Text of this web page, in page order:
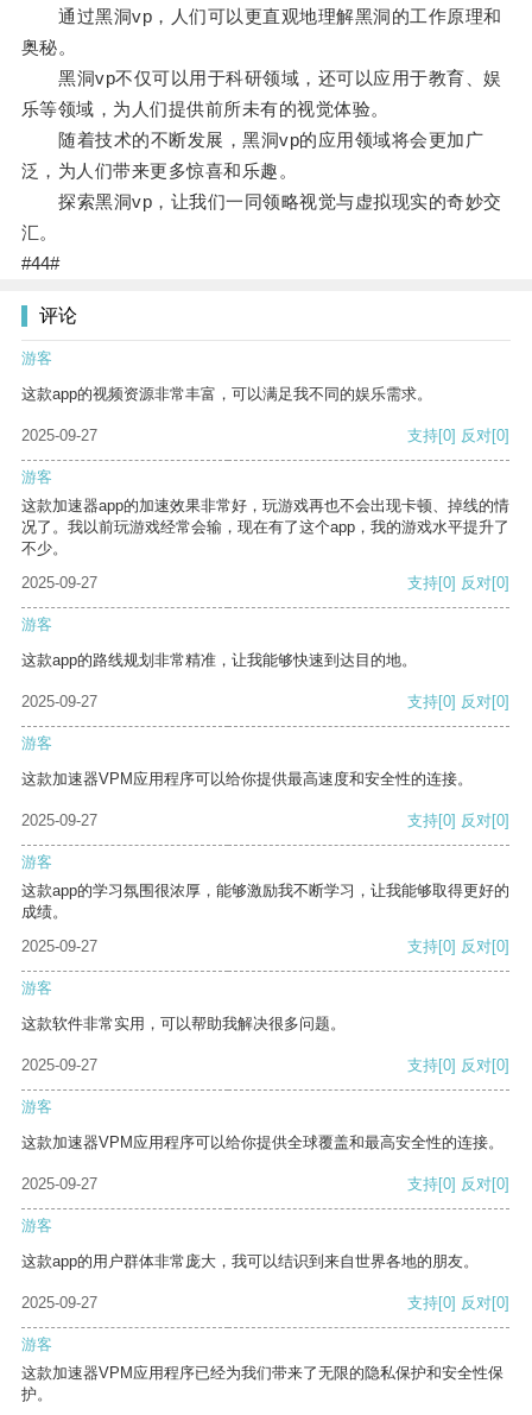
通过黑洞vp，人们可以更直观地理解黑洞的工作原理和
奥秘。
黑洞vp不仅可以用于科研领域，还可以应用于教育、娱
乐等领域，为人们提供前所未有的视觉体验。
随着技术的不断发展，黑洞vp的应用领域将会更加广
泛，为人们带来更多惊喜和乐趣。
探索黑洞vp，让我们一同领略视觉与虚拟现实的奇妙交
汇。
#44#
评论
游客
这款app的视频资源非常丰富，可以满足我不同的娱乐需求。
2025-09-27 支持[0] 反对[0]
游客
这款加速器app的加速效果非常好，玩游戏再也不会出现卡顿、掉线的情
况了。我以前玩游戏经常会输，现在有了这个app，我的游戏水平提升了
不少。
2025-09-27
支持[0] 反对[0]
游客
这款app的路线规划非常精准，让我能够快速到达目的地。
2025-09-27 支持[0] 反对[0]
游客
这款加速器VPM应用程序可以给你提供最高速度和安全性的连接。
2025-09-27 支持[0] 反对[0]
游客
这款app的学习氛围很浓厚，能够激励我不断学习，让我能够取得更好的
成绩。
2025-09-27
支持[0] 反对[0]
游客
这款软件非常实用，可以帮助我解决很多问题。
2025-09-27 支持[0] 反对[0]
游客
这款加速器VPM应用程序可以给你提供全球覆盖和最高安全性的连接。
2025-09-27 支持[0] 反对[0]
游客
这款app的用户群体非常庞大，我可以结识到来自世界各地的朋友。
2025-09-27 支持[0] 反对[0]
游客
这款加速器VPM应用程序已经为我们带来了无限的隐私保护和安全性保
护。